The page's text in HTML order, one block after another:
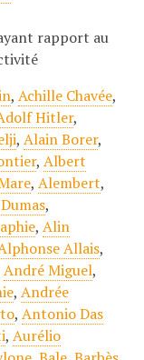
rapport au
, Achille Chavée,
Hitler,
, Alain Borer,
, Albert
, Alembert,
,
, Alin
Allais,
André Miguel,
, Andrée
, Antonio Das
, Aurélio